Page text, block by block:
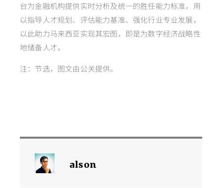
台为金融机构提供实时分析及统一的胜任能力标准，用
以指导人才规划、评估能力基准、强化行业专业发展，
以此助力马来西亚实现其宏图，即是为数字经济战略性
地储备人才。
注：节选，图文由公关提供。
alson